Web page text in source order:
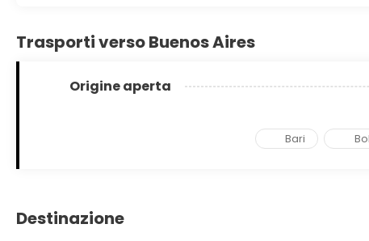
Trasporti verso Buenos Aires
Origine aperta
Bari
Destinazione